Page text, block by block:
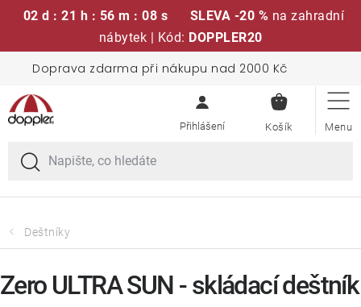
02 d : 21 h : 56 m : 07 s SLEVA -20 % na zahradní
nábytek | Kód: DOPPLER20
obsah
Doprava zdarma při nákupu nad 2000 Kč
KOŠÍK
Sedací soupravy
Slunečníky
Křesla a židle
Deštníky
Zero ULTRA SUN - skládací deštník